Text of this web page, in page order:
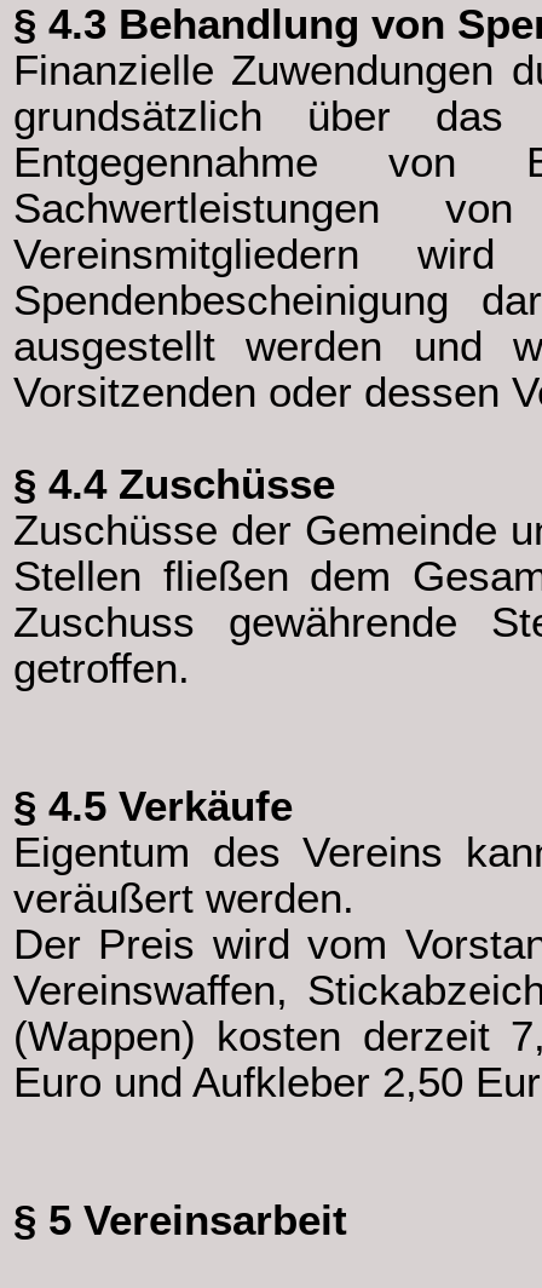
§ 4.3 Behandlung von
Finanzielle Zuwendungen
grundsätzlich über das
Entgegennahme von
Sachwertleistungen
Vereinsmitgliedern
Spendenbescheinigung
ausgestellt werden und
Vorsitzenden oder dessen
§ 4.4 Zuschüsse
Zuschüsse der Gemeinde
Stellen fließen dem
Zuschuss gewährende
getroffen.
§ 4.5 Verkäufe
Eigentum des Vereins
veräußert werden.
Der Preis wird vom
Vereinswaffen,
(Wappen) kosten derzeit
Euro und Aufkleber 2,50
§ 5 Vereinsarbeit